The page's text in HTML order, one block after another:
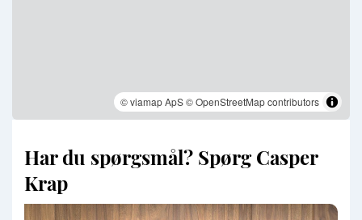
© viamap ApS© OpenStreetMap contributors
Har du spørgsmål? Spørg Casper
Krap